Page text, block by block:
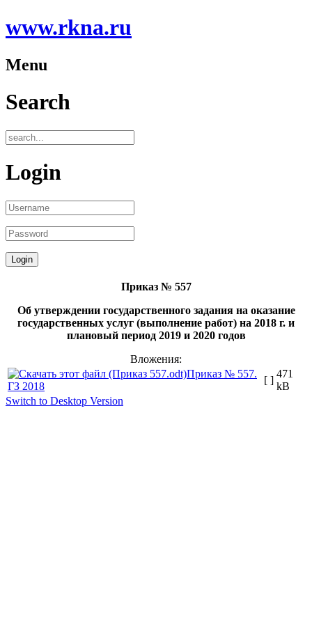
www.rkna.ru
Menu
Search
Login
Приказ № 557
Об утверждении государственного задания на оказание
государственных услуг (выполнение работ) на 2018 г. и
плановый период 2019 и 2020 годов
Вложения:
Приказ № 557.
ГЗ 2018
[ ]
471
kB
Switch to Desktop Version